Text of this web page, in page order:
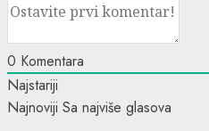
0 Komentara
Najstariji
Najnoviji Sa najviše glasova